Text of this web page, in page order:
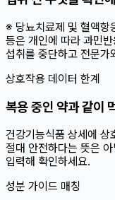
※ 당뇨치료제 및 혈액항
등은 개인에 따라 과민
섭취를 중단하고 전문가
상호작용 데이터 한계
복용 중인 약과 같이
건강기능식품 상세에 상
절대 안전하다는 뜻은
입력해 확인하세요.
성분 가이드 매칭